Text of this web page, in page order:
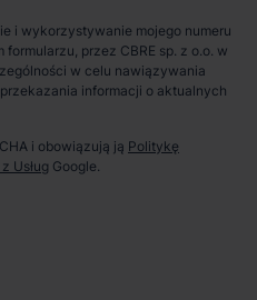
I to nowoczesny projekt
oferujący 36 500 m²
we wschodniej części
wynosi 4 km, a do stacji
wykonania powierzchni
i proekologicznych
parku.
i wykorzystywanie mojego numeru
przez CBRE sp. z o.o. w
w celu nawiązywania
informacji o aktualnych
i obowiązują ją Politykę
Usług Google.